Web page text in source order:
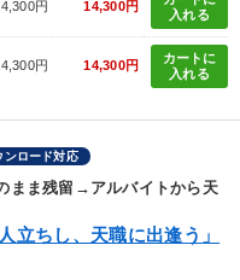
円 14,300円
入れる
円 14,300円
カートに
入れる
ンロード対応
まま残留→アルバイトから天
立ちし、天職に出逢う」